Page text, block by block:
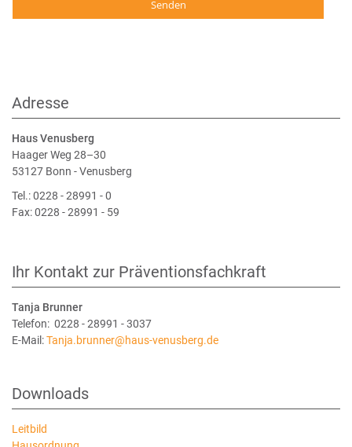
Adresse
Haus Venusberg
Haager Weg 28–30
53127 Bonn - Venusberg
Tel.: 0228 - 28991 - 0
Fax: 0228 - 28991 - 59
Ihr Kontakt zur Präventionsfachkraft
Tanja Brunner
Telefon: 0228 - 28991 - 3037
E-Mail:Tanja.brunner@haus-venusberg.de
Downloads
Leitbild